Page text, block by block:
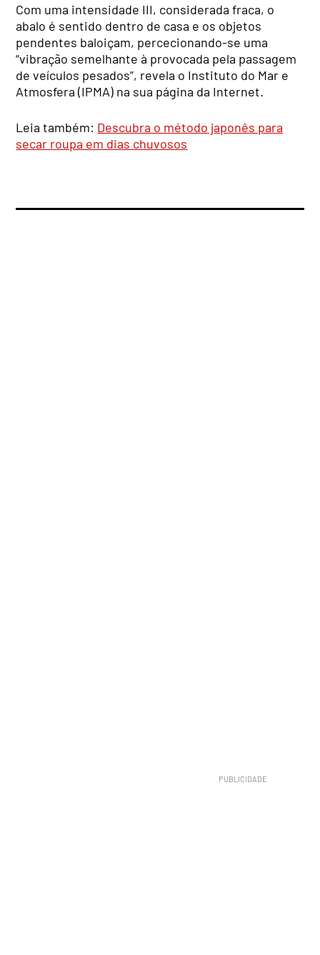
Com uma intensidade III, considerada fraca, o
abalo é sentido dentro de casa e os objetos
pendentes baloiçam, percecionando-se uma
“vibração semelhante à provocada pela passagem
de veículos pesados”, revela o Instituto do Mar e
Atmosfera (IPMA) na sua página da Internet.
Leia também: Descubra o método japonês para
secar roupa em dias chuvosos